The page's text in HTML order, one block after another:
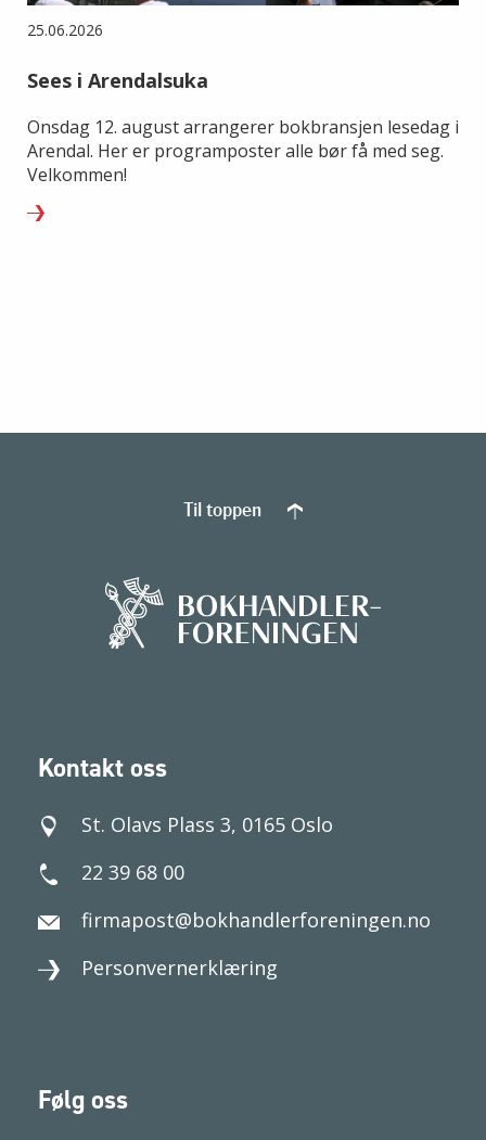
25.06.2026
Sees i Arendalsuka
Onsdag 12. august arrangerer bokbransjen lesedag i
Arendal. Her er programposter alle bør få med seg.
Velkommen!
Kontakt oss
St. Olavs Plass 3, 0165 Oslo
22 39 68 00
firmapost@bokhandlerforeningen.no
Personvernerklæring
Følg oss
Til toppen